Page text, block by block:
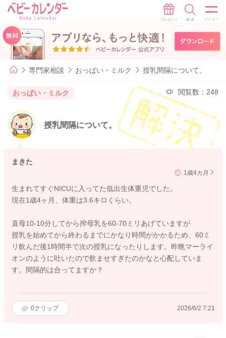
専門家相談 おっぱい・ミルク 授乳間隔について。
おっぱい・ミルク 閲覧数：248
授乳間隔について。
まきた
1歳4カ月
生まれてすぐNICUに入ってた低出生体重児でした。
現在1歳4ヶ月、体重は3.6キロくらい。
直母10-10分してから搾母乳を60-70ミリあげていますが
授乳を始めてから終わるまでにかなり時間がかかるため、60ミ
リ飲んだ後1時間半で次の授乳になったりします。昨晩マーライ
オンのように吐いたので飲ませすぎたのかなと心配していま
す。間隔的は合ってますか？
0クリップ 2026/6/2 7:21